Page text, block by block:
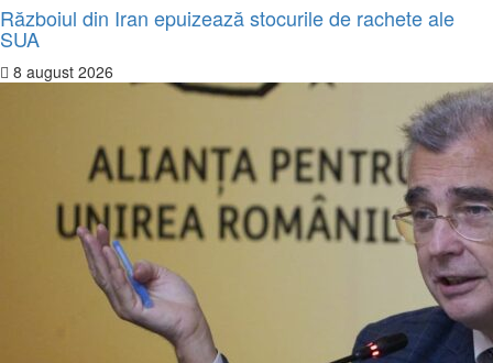
Războiul din Iran epuizează stocurile de rachete ale
SUA
8 august 2026